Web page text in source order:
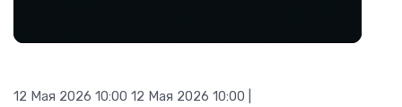
12 Мая 2026 10:00 12 Мая 2026 10:00